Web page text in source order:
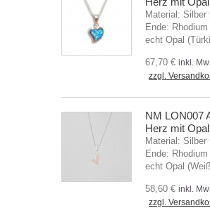
Material: Silber
Ende:
echt Opal
67,70 € inkl.
zzgl.
NM LON007
Herz mit
Material: Silber
Ende:
echt Opal
58,60 € inkl.
zzgl.